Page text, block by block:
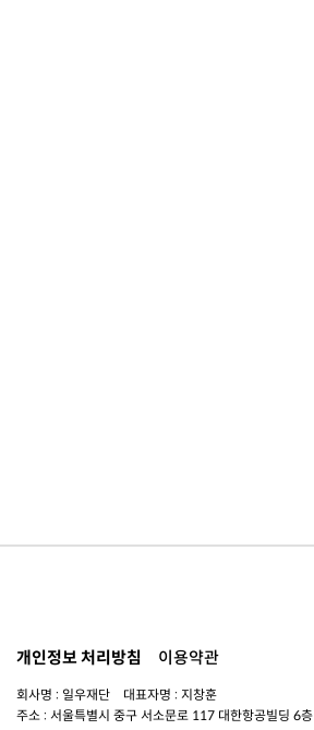
개인정보 처리방침 이용약관
회사명 : 일우재단 대표자명 : 지창훈
주소 : 서울특별시 중구 서소문로 117 대한항공빌딩 6층